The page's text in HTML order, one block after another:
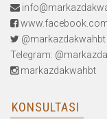
@markazdakwahbt
Telegram:
markazdakwahbt
KONSULTASI